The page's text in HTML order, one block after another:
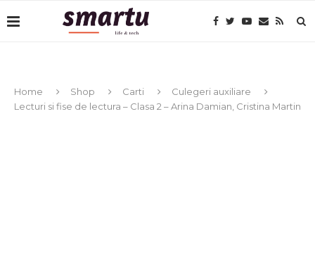
Home Shop Carti
Culegeri auxiliare
Lecturi si fise de lectura – Clasa 2 – Arina Damian, Cristina Martin